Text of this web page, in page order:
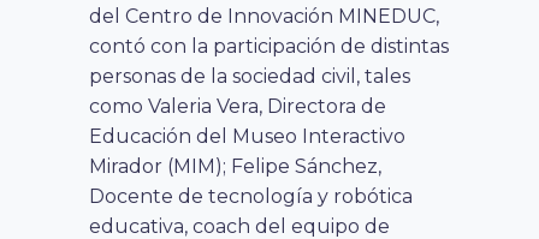
del Centro de Innovación MINEDUC,
contó con la participación de distintas
personas de la sociedad civil, tales
como Valeria Vera, Directora de
Educación del Museo Interactivo
Mirador (MIM); Felipe Sánchez,
Docente de tecnología y robótica
educativa, coach del equipo de